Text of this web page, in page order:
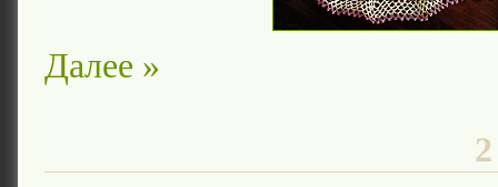
Далее »